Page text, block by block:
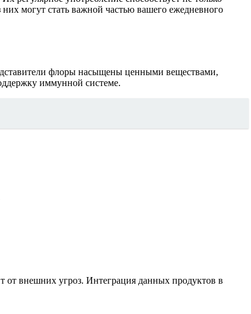
могут стать важной частью вашего ежедневного
флоры насыщены ценными веществами,
иммунной системе.
от внешних угроз. Интеграция данных продуктов в